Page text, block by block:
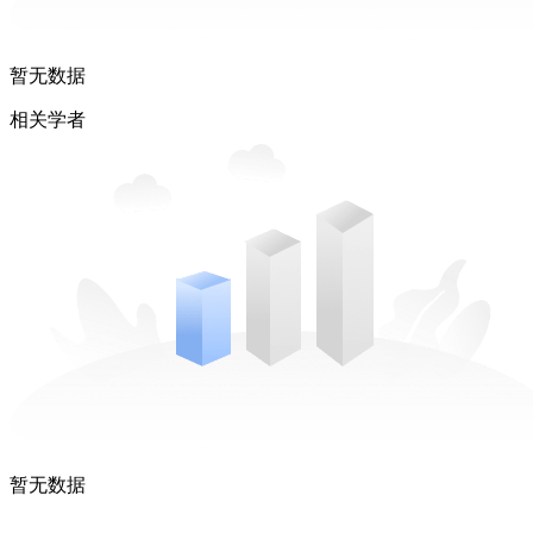
暂无数据
相关学者
暂无数据